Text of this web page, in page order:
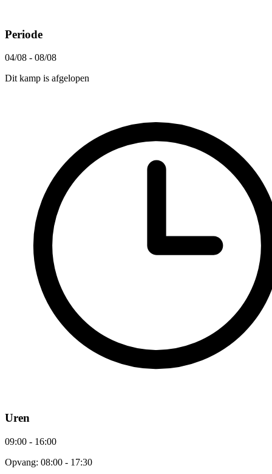
Periode
04/08 - 08/08
Dit kamp is afgelopen
Uren
09:00 - 16:00
Opvang: 08:00 - 17:30